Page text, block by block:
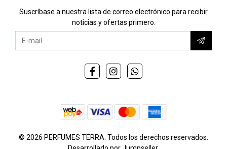
Suscríbase a nuestra lista de correo electrónico para recibir
noticias y ofertas primero.
© 2026 PERFUMES TERRA. Todos los derechos reservados.